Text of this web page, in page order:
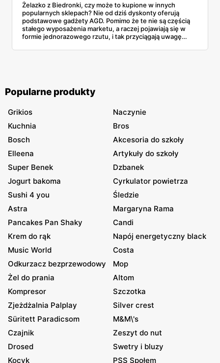
Żelazko z Biedronki, czy może to kupione w innych
popularnych sklepach? Nie od dziś dyskonty oferują
podstawowe gadżety AGD. Pomimo że te nie są częścią
stałego wyposażenia marketu, a raczej pojawiają się w
formie jednorazowego rzutu, i tak przyciągają uwagę
zakup?
Popularne produkty
Grikios
Naczynie
Kuchnia
Bros
Bosch
Akcesoria do szkoły
Elleena
Artykuły do szkoły
Super Benek
Dzbanek
Jogurt bakoma
Cyrkulator powietrza
Sushi 4 you
Śledzie
Astra
Margaryna Rama
Pancakes Pan Shaky
Candi
Krem do rąk
Napój energetyczny black
Music World
Costa
Odkurzacz bezprzewodowy
Mop
Żel do prania
Altom
Kompresor
Szczotka
Zjeżdżalnia Palplay
Silver crest
Süritett Paradicsom
M&M\'s
Czajnik
Zeszyt do nut
Drosed
Swetry i bluzy
Kocyk
PSS Społem